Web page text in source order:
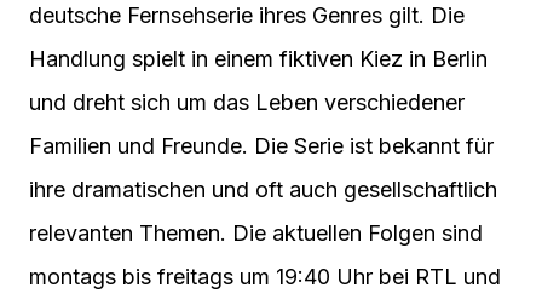
deutsche Fernsehserie ihres Genres gilt. Die
Handlung spielt in einem fiktiven Kiez in Berlin
und dreht sich um das Leben verschiedener
Familien und Freunde. Die Serie ist bekannt für
ihre dramatischen und oft auch gesellschaftlich
relevanten Themen. Die aktuellen Folgen sind
montags bis freitags um 19:40 Uhr bei RTL und